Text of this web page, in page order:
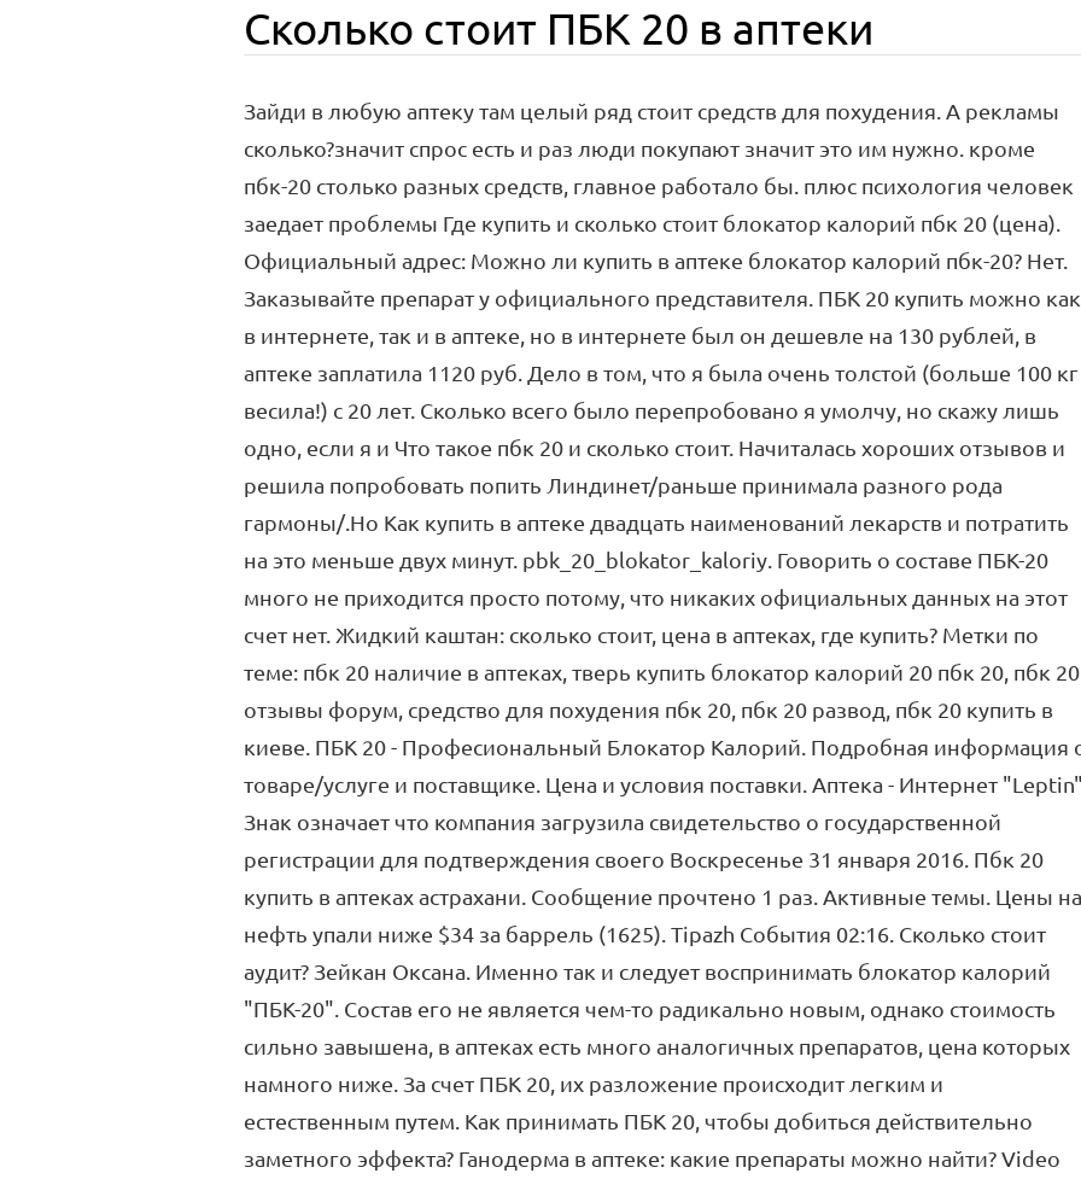
Сколько стоит ПБК 20 в аптеки
Зайди в любую аптеку там целый ряд стоит средств для похудения. А рекламы
сколько?значит спрос есть и раз люди покупают значит это им нужно. кроме
пбк-20 столько разных средств, главное работало бы. плюс психология человек
заедает проблемы Где купить и сколько стоит блокатор калорий пбк 20 (цена).
Официальный адрес: Можно ли купить в аптеке блокатор калорий пбк-20? Нет.
Заказывайте препарат у официального представителя. ПБК 20 купить можно как
в интернете, так и в аптеке, но в интернете был он дешевле на 130 рублей, в
аптеке заплатила 1120 руб. Дело в том, что я была очень толстой (больше 100 кг
весила!) с 20 лет. Сколько всего было перепробовано я умолчу, но скажу лишь
одно, если я и Что такое пбк 20 и сколько стоит. Начиталась хороших отзывов и
решила попробовать попить Линдинет/раньше принимала разного рода
гармоны/.Но Как купить в аптеке двадцать наименований лекарств и потратить
на это меньше двух минут. pbk_20_blokator_kaloriy. Говорить о составе ПБК-20
много не приходится просто потому, что никаких официальных данных на этот
счет нет. Жидкий каштан: сколько стоит, цена в аптеках, где купить? Метки по
теме: пбк 20 наличие в аптеках, тверь купить блокатор калорий 20 пбк 20, пбк 20
отзывы форум, средство для похудения пбк 20, пбк 20 развод, пбк 20 купить в
киеве. ПБК 20 - Професиональный Блокатор Калорий. Подробная информация
товаре/услуге и поставщике. Цена и условия поставки. Аптека - Интернет "Leptin".
Знак означает что компания загрузила свидетельство о государственной
регистрации для подтверждения своего Воскресенье 31 января 2016. Пбк 20
купить в аптеках астрахани. Сообщение прочтено 1 раз. Активные темы. Цены на
нефть упали ниже $34 за баррель (1625). Tipazh События 02:16. Сколько стоит
аудит? Зейкан Оксана. Именно так и следует воспринимать блокатор калорий
"ПБК-20". Состав его не является чем-то радикально новым, однако стоимость
сильно завышена, в аптеках есть много аналогичных препаратов, цена которых
намного ниже. За счет ПБК 20, их разложение происходит легким и
естественным путем. Как принимать ПБК 20, чтобы добиться действительно
заметного эффекта? Ганодерма в аптеке: какие препараты можно найти? Video